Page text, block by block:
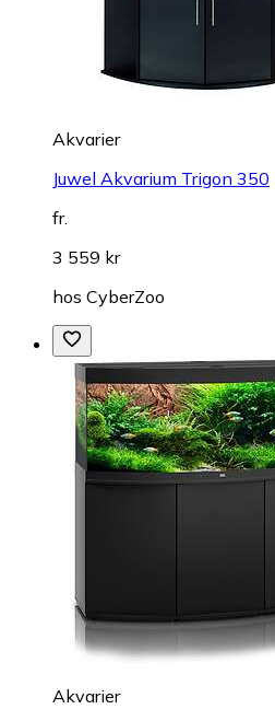
Akvarier
Juwel Akvarium Trigon 350
fr.
3 559 kr
hos CyberZoo
Akvarier